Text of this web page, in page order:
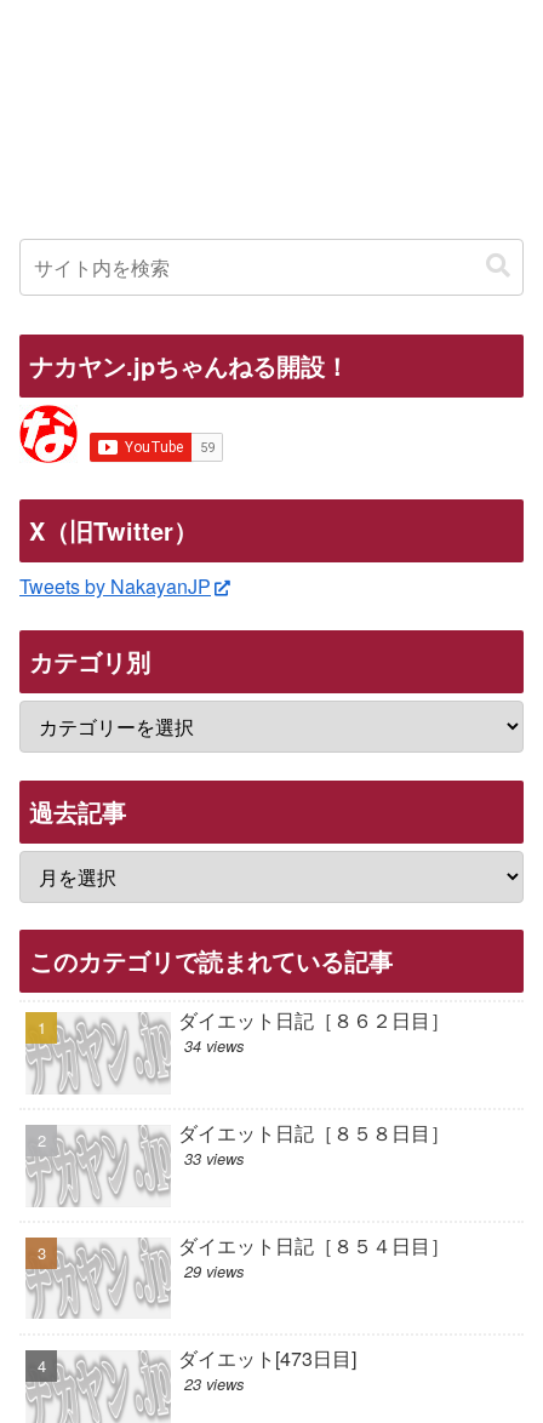
ナカヤン.jpちゃんねる開設！
X（旧Twitter）
Tweets by NakayanJP
カテゴリ別
過去記事
このカテゴリで読まれている記事
ダイエット日記［８６２日目］
34 views
ダイエット日記［８５８日目］
33 views
ダイエット日記［８５４日目］
29 views
ダイエット[473日目]
23 views